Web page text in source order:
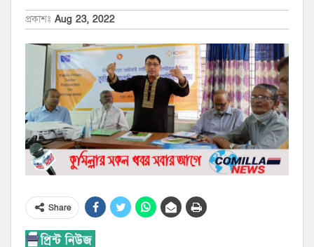
প্রকাশঃ Aug 23, 2022
Share